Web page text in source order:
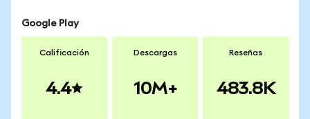
Google Play
Calificación
4.4
Descargas
10M+
Reseñas
483.8K